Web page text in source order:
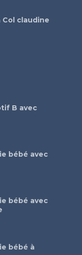
Col claudine
B avec
bébé avec
bébé avec
bébé à